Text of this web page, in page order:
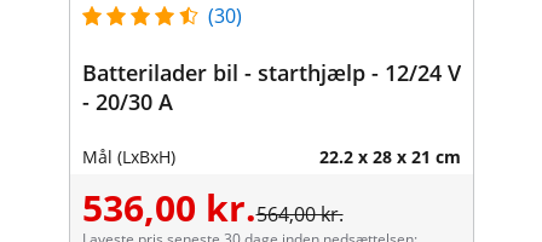
(30)
Batterilader bil - starthjælp - 12/24 V
- 20/30 A
Mål (LxBxH) 22.2 x 28 x 21 cm
536,00 kr.564,00 kr.